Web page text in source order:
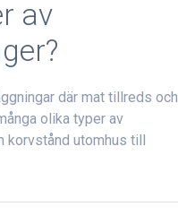
av
där mat tillreds och
olika typer av
korvstånd utomhus till